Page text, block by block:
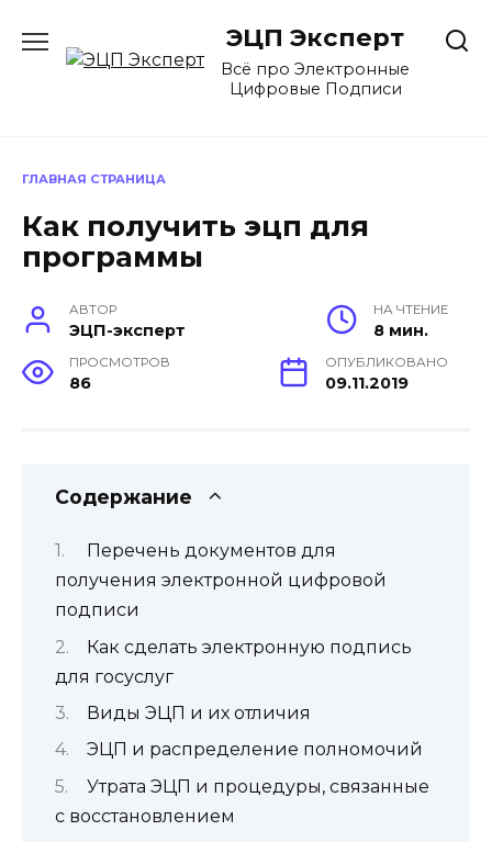
содержанию
ЭЦП Эксперт
Всё про Электронные
Цифровые Подписи
ГЛАВНАЯ СТРАНИЦА
Как получить эцп для
программы
АВТОР
ЭЦП-эксперт
НА ЧТЕНИЕ
8 мин.
ПРОСМОТРОВ
86
ОПУБЛИКОВАНО
09.11.2019
Содержание
Перечень документов для
получения электронной цифровой
подписи
Как сделать электронную подпись
для госуслуг
Виды ЭЦП и их отличия
ЭЦП и распределение полномочий
Утрата ЭЦП и процедуры, связанные
с восстановлением